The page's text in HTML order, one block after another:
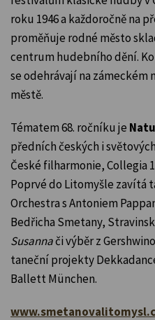
roku 1946 a každoročně na
proměňuje rodné město
centrum hudebního dění.
se odehrávají na zámeckém
městě.
Tématem 68. ročníku je
předních českých i
České filharmonie, Collegia
Poprvé do Litomyšle zavítá
Orchestra s Antoniem
Bedřicha Smetany,
Susannači výběr z
taneční projekty
Ballett München.